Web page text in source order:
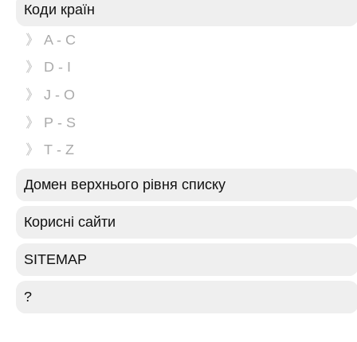
Коди країн
》 A - C
》 D - I
》 J - O
》 P - S
》 T - Z
Домен верхнього рівня списку
Корисні сайти
SITEMAP
?